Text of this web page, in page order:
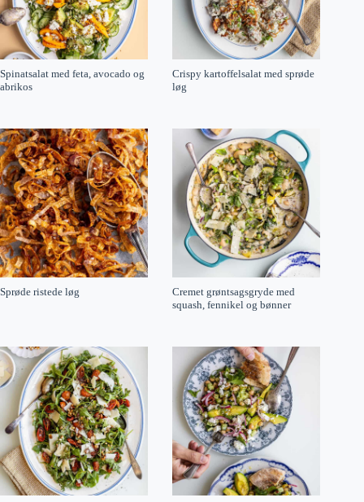
Spinatsalat med feta, avocado og
abrikos
Crispy kartoffelsalat med sprøde
løg
Sprøde ristede løg
Cremet grøntsagsgryde med
squash, fennikel og bønner